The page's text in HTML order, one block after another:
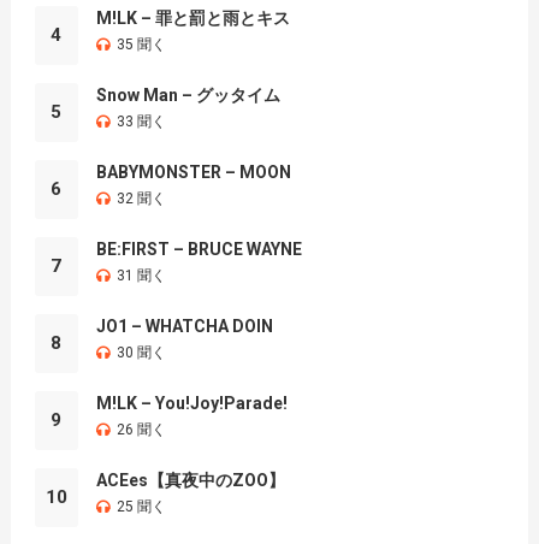
4
M!LK – 罪と罰と雨とキス
35 聞く
5
Snow Man – グッタイム
33 聞く
6
BABYMONSTER – MOON
32 聞く
7
BE:FIRST – BRUCE WAYNE
31 聞く
8
JO1 – WHATCHA DOIN
30 聞く
9
M!LK – You!Joy!Parade!
26 聞く
10
ACEes【真夜中のZOO】
25 聞く